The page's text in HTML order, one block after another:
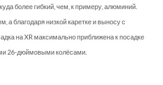
более гибкий, чем, к примеру, алюминий.
а благодаря низкой каретке и выносу с
на XR максимально приближена к посадке
26-дюймовыми колёсами.